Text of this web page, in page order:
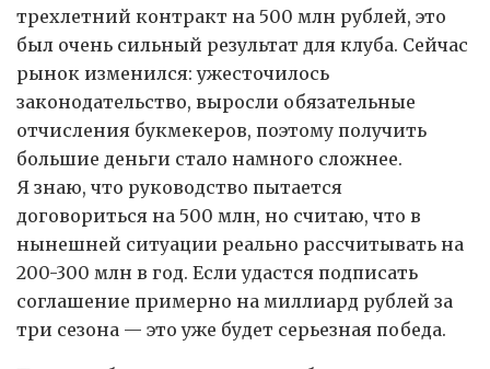
трехлетний контракт на 500 млн рублей, это
был очень сильный результат для клуба. Сейчас
рынок изменился: ужесточилось
законодательство, выросли обязательные
отчисления букмекеров, поэтому получить
большие деньги стало намного сложнее.
Я знаю, что руководство пытается
договориться на 500 млн, но считаю, что в
нынешней ситуации реально рассчитывать на
200-300 млн в год. Если удастся подписать
соглашение примерно на миллиард рублей за
три сезона — это уже будет серьезная победа.